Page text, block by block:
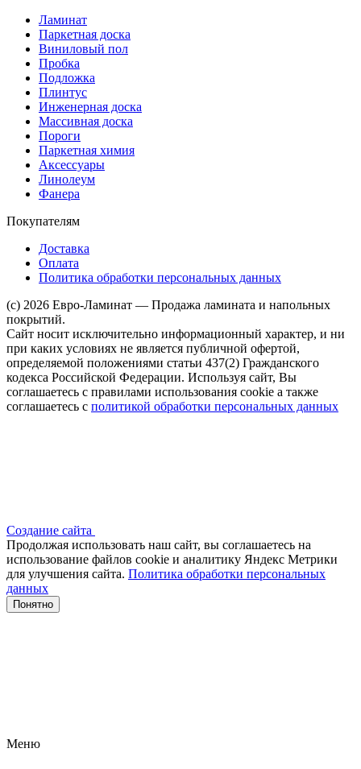
Ламинат
Паркетная доска
Виниловый пол
Пробка
Подложка
Плинтус
Инженерная доска
Массивная доска
Пороги
Паркетная химия
Аксессуары
Линолеум
Фанера
Покупателям
Доставка
Оплата
Политика обработки персональных данных
(c) 2026 Евро-Ламинат — Продажа ламината и напольных
покрытий.
Сайт носит исключительно информационный характер, и ни
при каких условиях не является публичной офертой,
определяемой положениями статьи 437(2) Гражданского
кодекса Российской Федерации. Используя сайт, Вы
соглашаетесь с правилами использования cookie а также
соглашаетесь с политикой обработки персональных данных
Создание сайта
Продолжая использовать наш сайт, вы соглашаетесь на
использование файлов сооkіе и аналитику Яндекс Метрики
для улучшения сайта. Политика обработки персональных
данных
Понятно
Меню